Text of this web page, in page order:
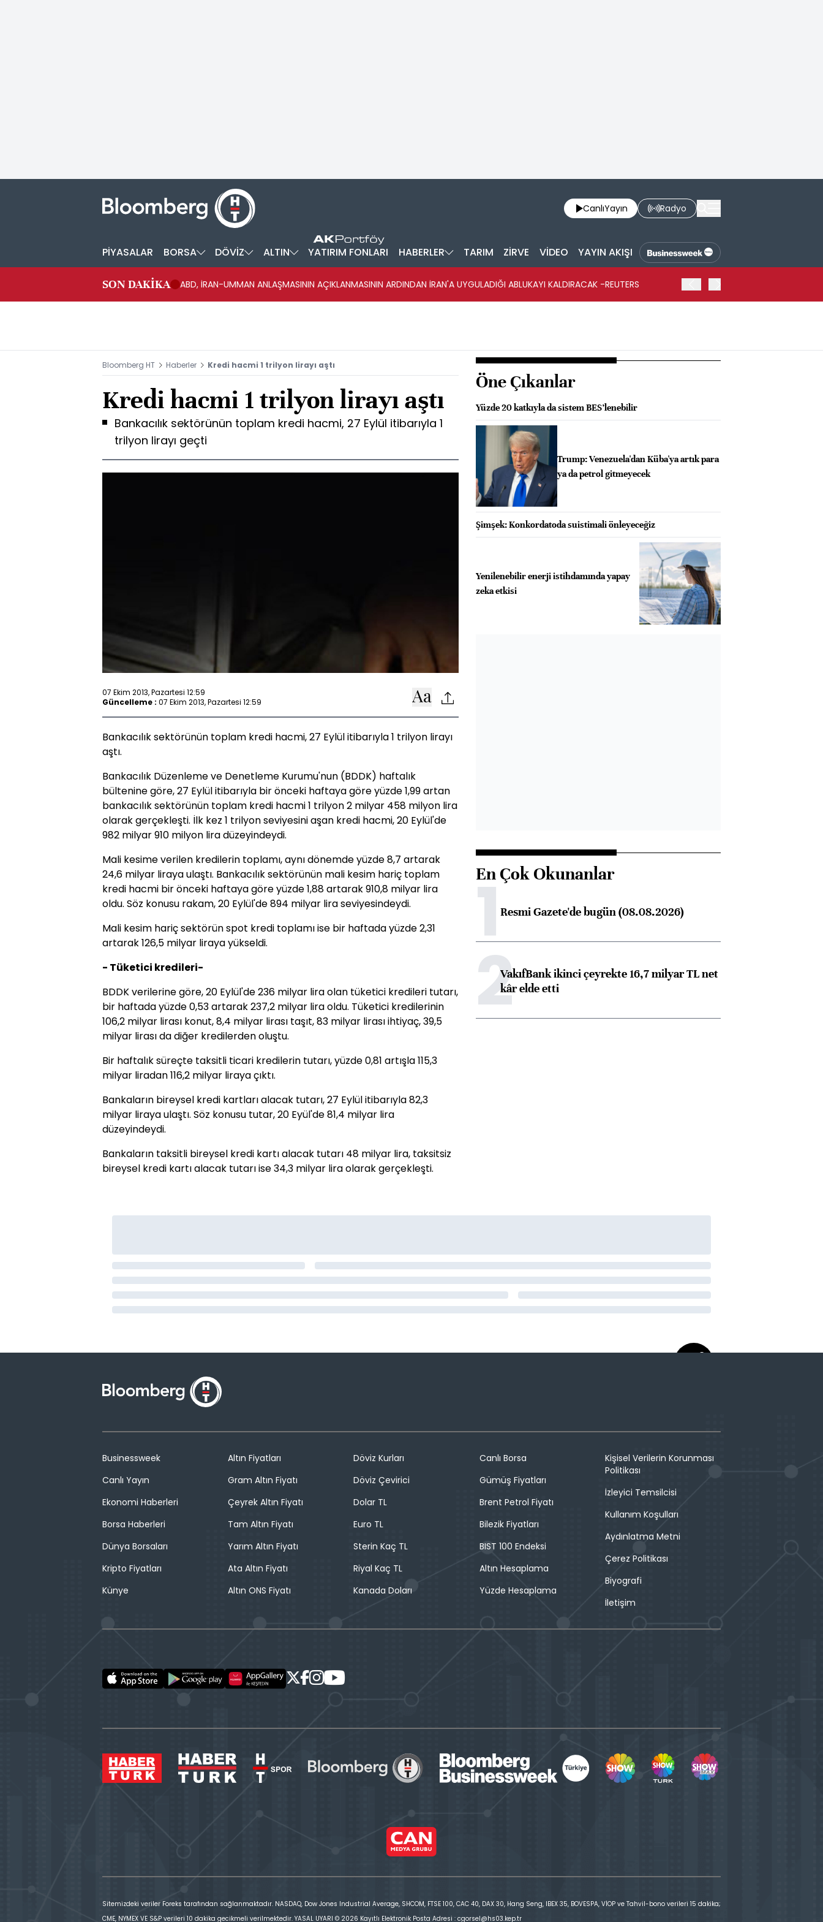
CanlıYayın Radyo
PİYASALAR BORSA DÖVİZ ALTIN YATIRIM FONLARI HABERLER TARIM ZİRVE VİDEO YAYIN AKIŞI
SON DAKİKA ABD, İRAN-UMMAN ANLAŞMASININ AÇIKLANMASININ ARDINDAN İRAN'A UYGULADIĞI ABLUKAYI KALDIRACAK -REUTERS
Bloomberg HT Haberler Kredi hacmi 1 trilyon lirayı aştı
Kredi hacmi 1 trilyon lirayı aştı
Bankacılık sektörünün toplam kredi hacmi, 27 Eylül itibarıyla 1
trilyon lirayı geçti
07 Ekim 2013, Pazartesi 12:59
Güncelleme : 07 Ekim 2013, Pazartesi 12:59
Bankacılık sektörünün toplam kredi hacmi, 27 Eylül itibarıyla 1 trilyon lirayı
aştı.
Bankacılık Düzenleme ve Denetleme Kurumu'nun (BDDK) haftalık
bültenine göre, 27 Eylül itibarıyla bir önceki haftaya göre yüzde 1,99 artan
bankacılık sektörünün toplam kredi hacmi 1 trilyon 2 milyar 458 milyon lira
olarak gerçekleşti. İlk kez 1 trilyon seviyesini aşan kredi hacmi, 20 Eylül'de
982 milyar 910 milyon lira düzeyindeydi.
Mali kesime verilen kredilerin toplamı, aynı dönemde yüzde 8,7 artarak
24,6 milyar liraya ulaştı. Bankacılık sektörünün mali kesim hariç toplam
kredi hacmi bir önceki haftaya göre yüzde 1,88 artarak 910,8 milyar lira
oldu. Söz konusu rakam, 20 Eylül'de 894 milyar lira seviyesindeydi.
Mali kesim hariç sektörün spot kredi toplamı ise bir haftada yüzde 2,31
artarak 126,5 milyar liraya yükseldi.
- Tüketici kredileri-
BDDK verilerine göre, 20 Eylül'de 236 milyar lira olan tüketici kredileri tutarı,
bir haftada yüzde 0,53 artarak 237,2 milyar lira oldu. Tüketici kredilerinin
106,2 milyar lirası konut, 8,4 milyar lirası taşıt, 83 milyar lirası ihtiyaç, 39,5
milyar lirası da diğer kredilerden oluştu.
Bir haftalık süreçte taksitli ticari kredilerin tutarı, yüzde 0,81 artışla 115,3
milyar liradan 116,2 milyar liraya çıktı.
Bankaların bireysel kredi kartları alacak tutarı, 27 Eylül itibarıyla 82,3
milyar liraya ulaştı. Söz konusu tutar, 20 Eyül'de 81,4 milyar lira
düzeyindeydi.
Bankaların taksitli bireysel kredi kartı alacak tutarı 48 milyar lira, taksitsiz
bireysel kredi kartı alacak tutarı ise 34,3 milyar lira olarak gerçekleşti.
Öne Çıkanlar
Yüzde 20 katkıyla da sistem BES’lenebilir
Trump: Venezuela'dan Küba'ya artık para
ya da petrol gitmeyecek
Şimşek: Konkordatoda suistimali önleyeceğiz
Yenilenebilir enerji istihdamında yapay
zeka etkisi
En Çok Okunanlar
1Resmi Gazete'de bugün (08.08.2026)
2VakıfBank ikinci çeyrekte 16,7 milyar TL net
kâr elde etti
Businessweek
Canlı Yayın
Ekonomi Haberleri
Borsa Haberleri
Dünya Borsaları
Kripto Fiyatları
Künye
Altın Fiyatları
Gram Altın Fiyatı
Çeyrek Altın Fiyatı
Tam Altın Fiyatı
Yarım Altın Fiyatı
Ata Altın Fiyatı
Altın ONS Fiyatı
Döviz Kurları
Döviz Çevirici
Dolar TL
Euro TL
Sterin Kaç TL
Riyal Kaç TL
Kanada Doları
Canlı Borsa
Gümüş Fiyatları
Brent Petrol Fiyatı
Bilezik Fiyatları
BIST 100 Endeksi
Altın Hesaplama
Yüzde Hesaplama
Kişisel Verilerin Korunması
Politikası
İzleyici Temsilcisi
Kullanım Koşulları
Aydınlatma Metni
Çerez Politikası
Biyografi
İletişim
Sitemizdeki veriler Foreks tarafından sağlanmaktadır. NASDAQ, Dow Jones Industrial Average, SHCOM, FTSE 100, CAC 40, DAX 30, Hang Seng, IBEX 35, BOVESPA, VİOP ve Tahvil-bono verileri 15 dakika;
CME, NYMEX VE S&P verileri 10 dakika gecikmeli verilmektedir. YASAL UYARI © 2026 Kayıtlı Elektronik Posta Adresi : cgorsel@hs03.kep.tr